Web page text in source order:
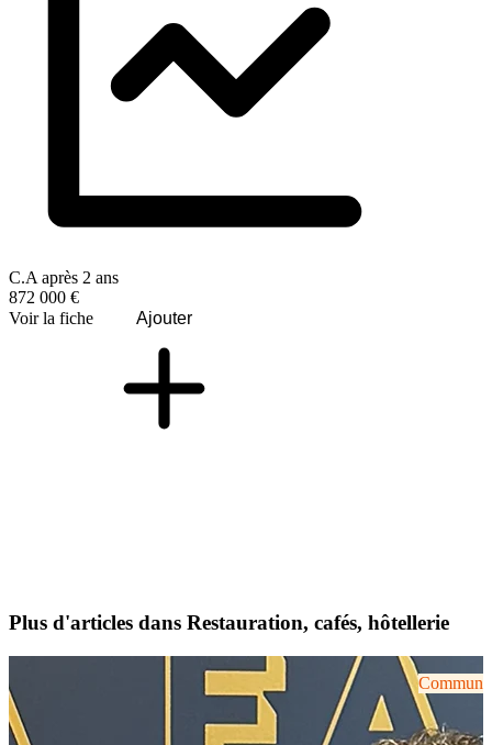
C.A après 2 ans
872 000 €
Voir la fiche
Ajouter
Plus d'articles dans Restauration, cafés, hôtellerie